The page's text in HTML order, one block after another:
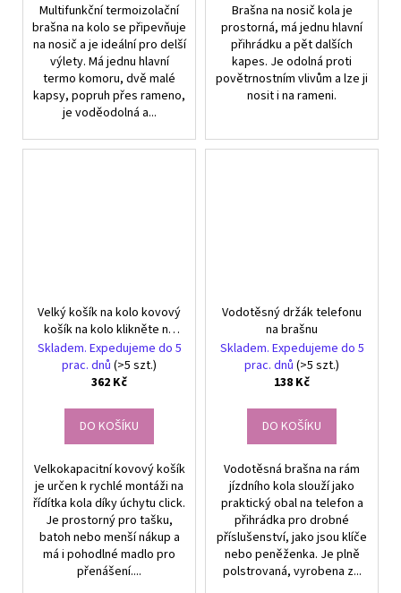
Multifunkční termoizolační
brašna na kolo se připevňuje
na nosič a je ideální pro delší
výlety. Má jednu hlavní
termo komoru, dvě malé
kapsy, popruh přes rameno,
je voděodolná a...
Brašna na nosič kola je
prostorná, má jednu hlavní
přihrádku a pět dalších
kapes. Je odolná proti
povětrnostním vlivům a lze ji
nosit i na rameni.
Velký košík na kolo kovový
košík na kolo klikněte na
řídítka prostorný
Skladem. Expedujeme do 5
prac. dnů (>5 szt.)
362 Kč
DO KOŠÍKU
Velkokapacitní kovový košík
je určen k rychlé montáži na
řídítka kola díky úchytu click.
Je prostorný pro tašku,
batoh nebo menší nákup a
má i pohodlné madlo pro
přenášení....
Vodotěsný držák telefonu
na brašnu
Skladem. Expedujeme do 5
prac. dnů (>5 szt.)
138 Kč
DO KOŠÍKU
Vodotěsná brašna na rám
jízdního kola slouží jako
praktický obal na telefon a
přihrádka pro drobné
příslušenství, jako jsou klíče
nebo peněženka. Je plně
polstrovaná, vyrobena z...